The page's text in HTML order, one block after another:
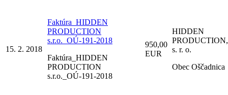
15. 2. 2018
Faktúra_HIDDEN
PRODUCTION
s.r.o._OÚ-191-2018
Faktúra_HIDDEN
PRODUCTION
s.r.o._OÚ-191-2018
950,00
EUR
HIDDEN
PRODUCTION,
s. r. o.
Obec Oščadnica